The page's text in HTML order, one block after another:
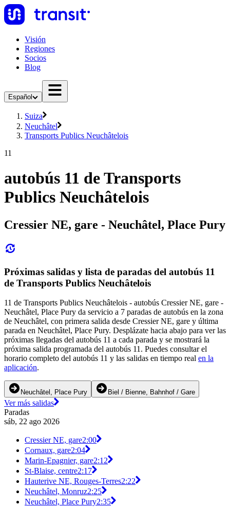
Visión
Regiones
Socios
Blog
Español
Suiza
Neuchâtel
Transports Publics Neuchâtelois
11
autobús 11 de Transports
Publics Neuchâtelois
Cressier NE, gare - Neuchâtel, Place Pury
Próximas salidas y lista de paradas del autobús 11
de Transports Publics Neuchâtelois
11 de Transports Publics Neuchâtelois - autobús Cressier NE, gare -
Neuchâtel, Place Pury da servicio a 7 paradas de autobús en la zona
de Neuchâtel, con primera salida desde Cressier NE, gare y última
parada en Neuchâtel, Place Pury. Desplázate hacia abajo para ver las
próximas llegadas del autobús 11 a cada parada y se mostrará la
próxima salida programada del autobús 11. Puedes consultar el
horario completo del autobús 11 y las salidas en tiempo real en la
aplicación.
Neuchâtel, Place Pury Biel / Bienne, Bahnhof / Gare
Ver más salidas
Paradas
sáb, 22 ago 2026
Cressier NE, gare2:00
Cornaux, gare2:04
Marin-Epagnier, gare2:12
St-Blaise, centre2:17
Hauterive NE, Rouges-Terres2:22
Neuchâtel, Monruz2:25
Neuchâtel, Place Pury2:35